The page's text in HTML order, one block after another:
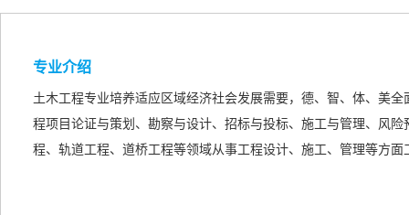
专业介绍
土木工程专业培养适应区域经济社会发展需要，德、智、体、美
程项目论证与策划、勘察与设计、招标与投标、施工与管理、风
程、轨道工程、道桥工程等领域从事工程设计、施工、管理等方